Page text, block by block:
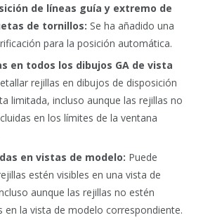
de líneas guía y extremo de
de tornillos: Se ha añadido una
para la posición automática.
en todos los dibujos GA de vista
rejillas en dibujos de disposición
limitada, incluso aunque las rejillas no
en los límites de la ventana
en vistas de modelo: Puede
estén visibles en una vista de
aunque las rejillas no estén
en la vista de modelo correspondiente.